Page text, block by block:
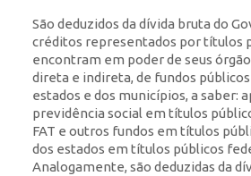
São deduzidos da dívida bruta do
créditos representados por títulos
encontram em poder de seus
direta e indireta, de fundos
estados e dos municípios, a saber:
previdência social em títulos
FAT e outros fundos em títulos
dos estados em títulos públicos
Analogamente, são deduzidas da